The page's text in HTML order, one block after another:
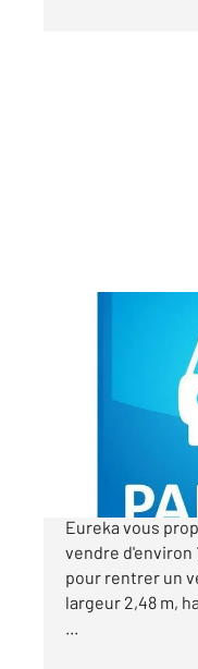
Parking à
20
Situé Résidence
Eureka vous
vendre d'environ
pour rentrer un
largeur 2,48 m,
...